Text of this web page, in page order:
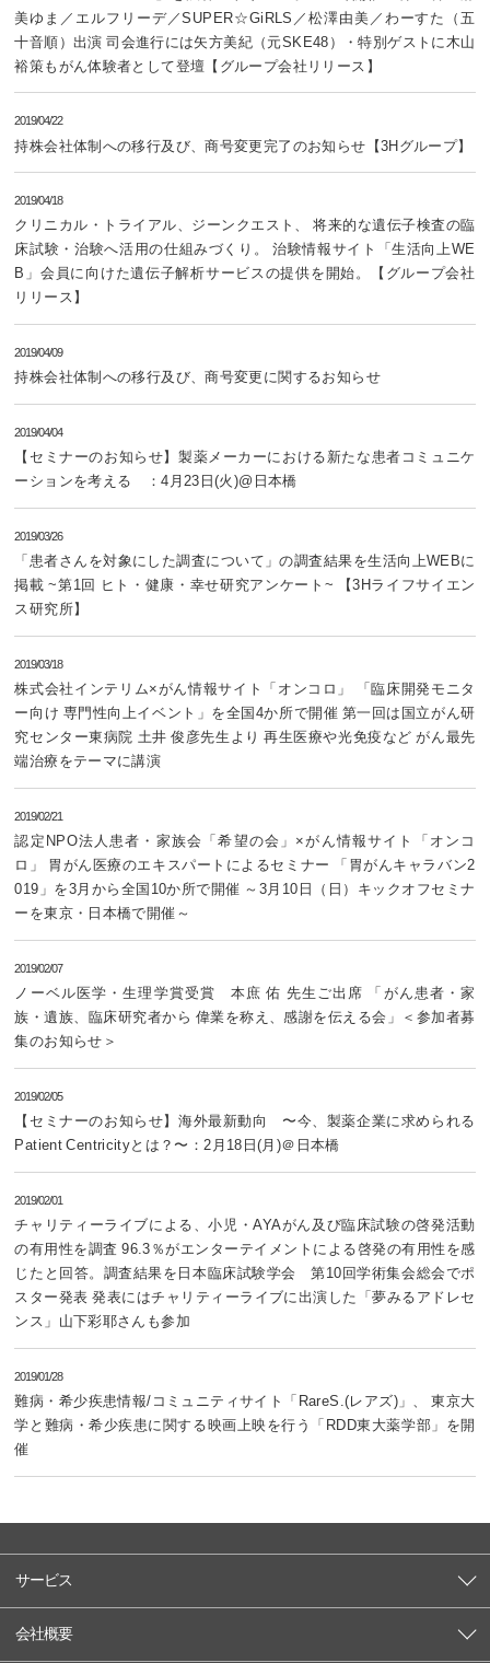
美ゆま／エルフリーデ／SUPER☆GiRLS／松澤由美／わーすた（五
十音順）出演 司会進行には矢方美紀（元SKE48）・特別ゲストに木山
裕策もがん体験者として登壇【グループ会社リリース】
2019/04/22
持株会社体制への移行及び、商号変更完了のお知らせ【3Hグループ】
2019/04/18
クリニカル・トライアル、ジーンクエスト、 将来的な遺伝子検査の臨
床試験・治験へ活用の仕組みづくり。 治験情報サイト「生活向上WE
B」会員に向けた遺伝子解析サービスの提供を開始。【グループ会社
リリース】
2019/04/09
持株会社体制への移行及び、商号変更に関するお知らせ
2019/04/04
【セミナーのお知らせ】製薬メーカーにおける新たな患者コミュニケ
ーションを考える ：4月23日(火)@日本橋
2019/03/26
「患者さんを対象にした調査について」の調査結果を生活向上WEBに
掲載 ~第1回 ヒト・健康・幸せ研究アンケート~ 【3Hライフサイエン
ス研究所】
2019/03/18
株式会社インテリム×がん情報サイト「オンコロ」 「臨床開発モニタ
ー向け 専門性向上イベント」を全国4か所で開催 第一回は国立がん研
究センター東病院 土井 俊彦先生より 再生医療や光免疫など がん最先
端治療をテーマに講演
2019/02/21
認定NPO法人患者・家族会「希望の会」×がん情報サイト「オンコ
ロ」 胃がん医療のエキスパートによるセミナー 「胃がんキャラバン2
019」を3月から全国10か所で開催 ～3月10日（日）キックオフセミナ
ーを東京・日本橋で開催～
2019/02/07
ノーベル医学・生理学賞受賞 本庶 佑 先生ご出席 「がん患者・家
族・遺族、臨床研究者から 偉業を称え、感謝を伝える会」＜参加者募
集のお知らせ＞
2019/02/05
【セミナーのお知らせ】海外最新動向 〜今、製薬企業に求められる
Patient Centricityとは？〜：2月18日(月)＠日本橋
2019/02/01
チャリティーライブによる、小児・AYAがん及び臨床試験の啓発活動
の有用性を調査 96.3％がエンターテイメントによる啓発の有用性を感
じたと回答。調査結果を日本臨床試験学会 第10回学術集会総会でポ
スター発表 発表にはチャリティーライブに出演した「夢みるアドレセ
ンス」山下彩耶さんも参加
2019/01/28
難病・希少疾患情報/コミュニティサイト「RareS.(レアズ)」、 東京大
学と難病・希少疾患に関する映画上映を行う「RDD東大薬学部」を開
催
サービス
会社概要